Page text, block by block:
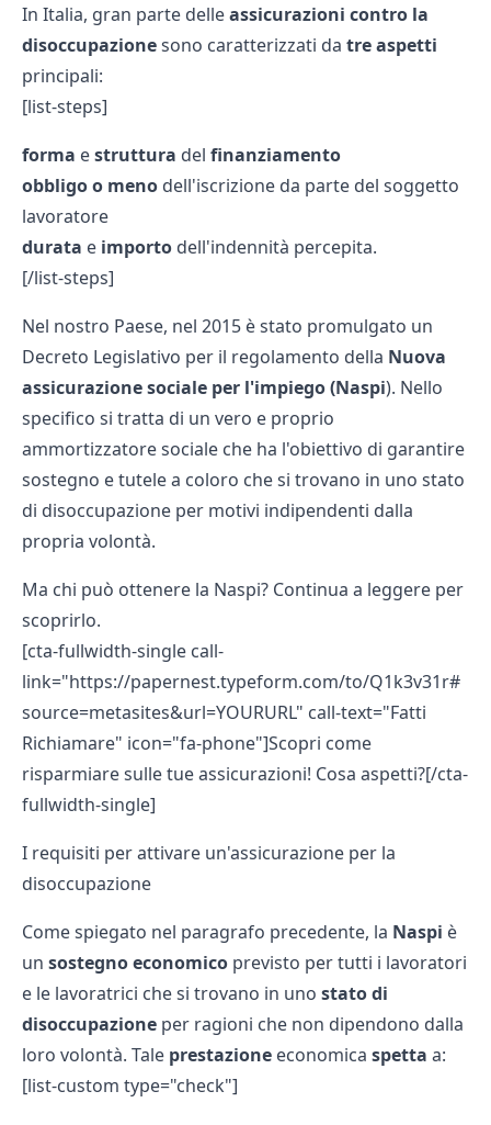
In Italia, gran parte delleassicurazioni contro la
disoccupazionesono caratterizzati da treaspetti
principali:
[list-steps]
forma estruttura del finanziamento
obbligoo meno dell'iscrizione da parte del soggetto
lavoratore
durata e importo dell'indennità percepita.
[/list-steps]
Nel nostro Paese, nel 2015 è stato promulgato un
Decreto Legislativo per il regolamento della Nuova
assicurazione sociale per l'impiego(Naspi). Nello
specifico si tratta di un vero e proprio
ammortizzatore sociale che ha l'obiettivo di garantire
sostegno e tutele a coloro che si trovano in uno stato
di disoccupazione per motivi indipendenti dalla
propria volontà.
Ma chi può ottenere la Naspi? Continua a leggere per
scoprirlo.
[cta-fullwidth-single call-
link="https://papernest.typeform.com/to/Q1k3v31r#
source=metasites&url=YOURURL" call-text="Fatti
Richiamare" icon="fa-phone"]Scopri come
risparmiare sulle tue assicurazioni! Cosa aspetti?[/cta-
fullwidth-single]
I requisiti per attivare un'assicurazione per la
disoccupazione
Come spiegato nel paragrafo precedente, la Naspi è
un sostegno economico previsto per tutti i lavoratori
e le lavoratrici che si trovano in uno stato di
disoccupazione per ragioni che non dipendono dalla
loro volontà. Tale prestazione economica spetta a:
[list-custom type="check"]